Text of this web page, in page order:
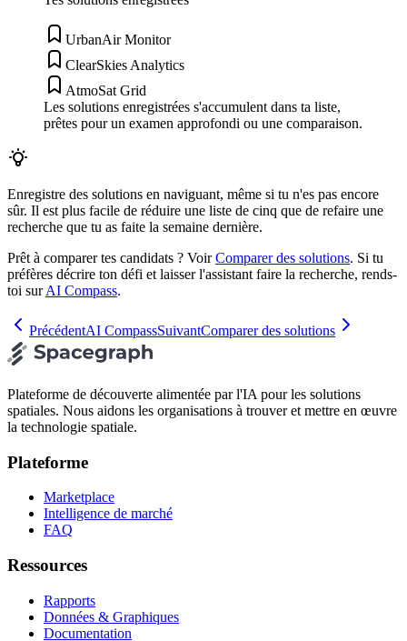
UrbanAir Monitor
ClearSkies Analytics
AtmoSat Grid
Les solutions enregistrées s'accumulent dans ta liste,
prêtes pour un examen approfondi ou une comparaison.
Enregistre des solutions en naviguant, même si tu n'es pas encore
sûr. Il est plus facile de réduire une liste de cinq que de refaire une
recherche que tu as faite la semaine dernière.
Prêt à comparer tes candidats ? VoirComparer des solutions. Si tu
préfères décrire ton défi et laisser l'assistant faire la recherche, rends-
toi surAI Compass.
PrécédentAI CompassSuivantComparer des solutions
Plateforme de découverte alimentée par l'IA pour les solutions
spatiales. Nous aidons les organisations à trouver et mettre en œuvre
la technologie spatiale.
Plateforme
Marketplace
Intelligence de marché
FAQ
Ressources
Rapports
Données & Graphiques
Documentation